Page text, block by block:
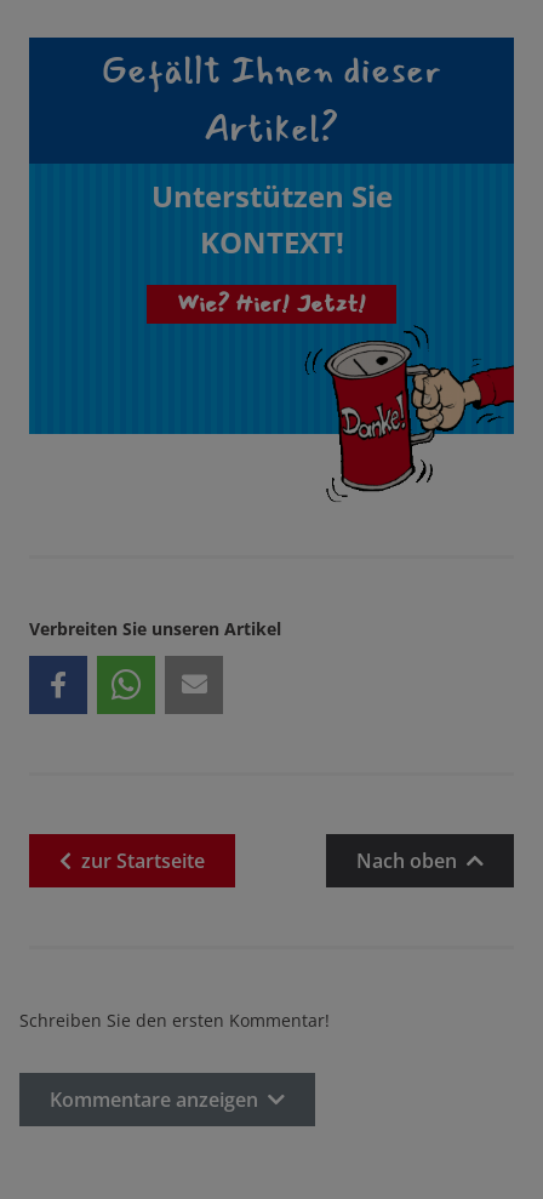
Gefällt Ihnen dieser
Artikel?
Unterstützen Sie
KONTEXT!
Wie? Hier! Jetzt!
Verbreiten Sie unseren Artikel
zurStartseite Nach oben
Schreiben Sie den ersten Kommentar!
Kommentare anzeigen